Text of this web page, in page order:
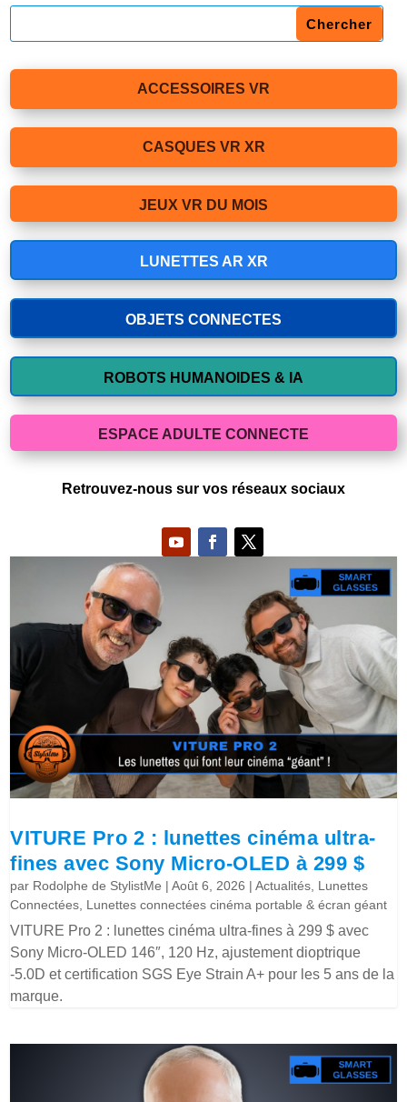
ACCESSOIRES VR
CASQUES VR XR
JEUX VR DU MOIS
LUNETTES AR XR
OBJETS CONNECTES
ROBOTS HUMANOIDES & IA
ESPACE ADULTE CONNECTE
Retrouvez-nous sur vos réseaux sociaux
VITURE Pro 2 : lunettes cinéma ultra-
fines avec Sony Micro-OLED à 299 $
par Rodolphe de StylistMe |Août 6, 2026 |Actualités, Lunettes
Connectées, Lunettes connectées cinéma portable & écran géant
VITURE Pro 2 : lunettes cinéma ultra-fines à 299 $ avec
Sony Micro-OLED 146″, 120 Hz, ajustement dioptrique
-5.0D et certification SGS Eye Strain A+ pour les 5 ans de la
marque.